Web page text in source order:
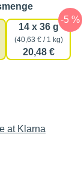
auswählen
14 x 36 g
(40,63 € / 1 kg)
20,48 €